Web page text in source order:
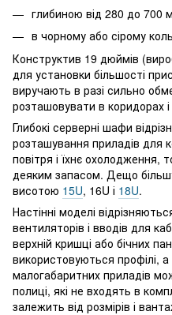
глибиною від 280 до 700
в чорному або сірому
Конструктив 19 дюймів
для установки більшості
виручають в разі сильно
розташовувати в коридорах
Глибокі серверні шафи
розташування приладів для
повітря і їхнє
деяким запасом. Дещо
висотою 15U, 16U і 18U.
Настінні моделі
вентиляторів і вводів для
верхній кришці або бічних
використовуються профілі, а
малогабаритних приладів
полиці, які не входять в
залежить від розмірів і